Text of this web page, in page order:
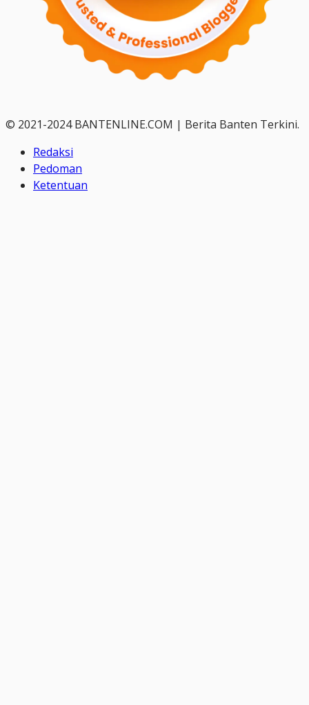
© 2021-2024 BANTENLINE.COM | Berita Banten Terkini.
Redaksi
Pedoman
Ketentuan